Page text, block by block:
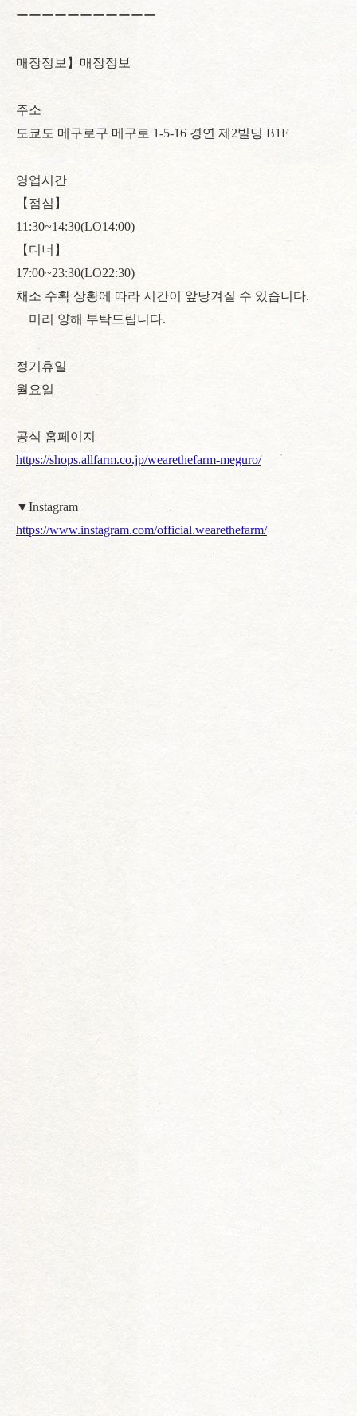
ーーーーーーーーーーー
매장정보】매장정보
주소
도쿄도 메구로구 메구로 1-5-16 경연 제2빌딩 B1F
영업시간
【점심】
11:30~14:30(LO14:00)
【디너】
17:00~23:30(LO22:30)
채소 수확 상황에 따라 시간이 앞당겨질 수 있습니다.
미리 양해 부탁드립니다.
정기휴일
월요일
공식 홈페이지
https://shops.allfarm.co.jp/wearethefarm-meguro/
▼Instagram
https://www.instagram.com/official.wearethefarm/